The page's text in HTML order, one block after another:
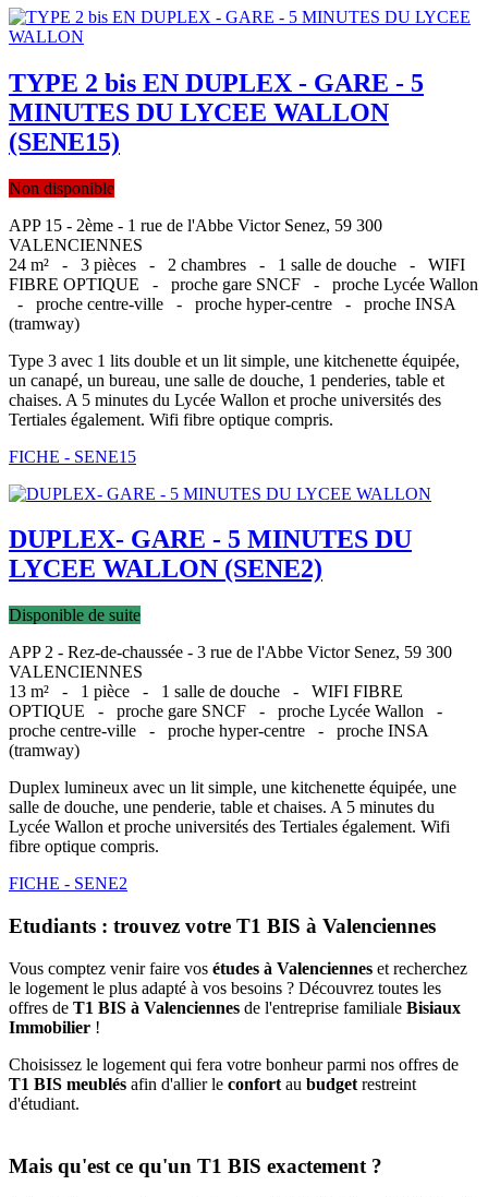
TYPE 2 bis EN DUPLEX - GARE - 5
MINUTES DU LYCEE WALLON
(SENE15)
Non disponible
APP 15 - 2ème - 1 rue de l'Abbe Victor Senez, 59 300
VALENCIENNES
24 m² - 3 pièces - 2 chambres - 1 salle de douche - WIFI
FIBRE OPTIQUE - proche gare SNCF - proche Lycée Wallon
- proche centre-ville - proche hyper-centre - proche INSA
(tramway)
Type 3 avec 1 lits double et un lit simple, une kitchenette équipée,
un canapé, un bureau, une salle de douche, 1 penderies, table et
chaises. A 5 minutes du Lycée Wallon et proche universités des
Tertiales également. Wifi fibre optique compris.
FICHE - SENE15
DUPLEX- GARE - 5 MINUTES DU
LYCEE WALLON (SENE2)
Disponible de suite
APP 2 - Rez-de-chaussée - 3 rue de l'Abbe Victor Senez, 59 300
VALENCIENNES
13 m² - 1 pièce - 1 salle de douche - WIFI FIBRE
OPTIQUE - proche gare SNCF - proche Lycée Wallon -
proche centre-ville - proche hyper-centre - proche INSA
(tramway)
Duplex lumineux avec un lit simple, une kitchenette équipée, une
salle de douche, une penderie, table et chaises. A 5 minutes du
Lycée Wallon et proche universités des Tertiales également. Wifi
fibre optique compris.
FICHE - SENE2
Etudiants : trouvez votre T1 BIS à Valenciennes
Vous comptez venir faire vos études à Valenciennes et recherchez
le logement le plus adapté à vos besoins ? Découvrez toutes les
offres de T1 BIS à Valenciennes de l'entreprise familiale Bisiaux
Immobilier !
Choisissez le logement qui fera votre bonheur parmi nos offres de
T1 BIS meublés afin d'allier le confort au budget restreint
d'étudiant.
Mais qu'est ce qu'un T1 BIS exactement ?